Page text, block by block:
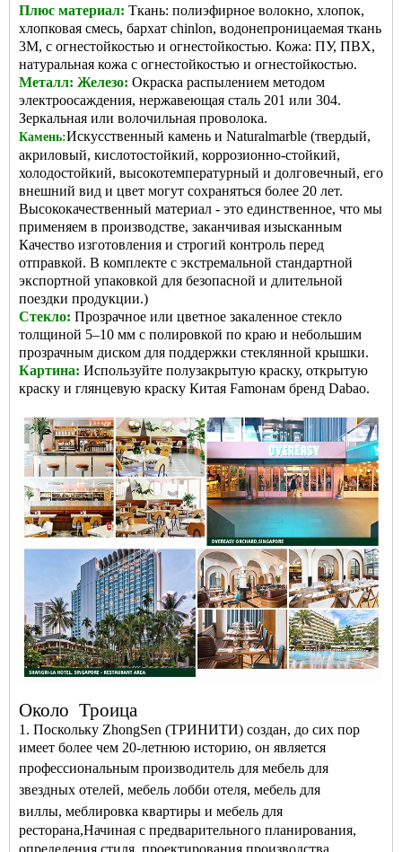
Плюс материал: Ткань: полиэфирное волокно, хлопок,
хлопковая смесь, бархат chinlon, водонепроницаемая ткань
3M, с огнестойкостью и огнестойкостью. Кожа: ПУ, ПВХ,
натуральная кожа с огнестойкостью и огнестойкостью.
Металл: Железо: Окраска распылением методом
электроосаждения, нержавеющая сталь 201 или 304.
Зеркальная или волочильная проволока.
Камень:Искусственный камень и Naturalmarble (твердый,
акриловый, кислотостойкий, коррозионно-стойкий,
холодостойкий, высокотемпературный и долговечный, его
внешний вид и цвет могут сохраняться более 20 лет.
Высококачественный материал - это единственное, что мы
применяем в производстве, заканчивая изысканным
Качество изготовления и строгий контроль перед
отправкой. В комплекте с экстремальной стандартной
экспортной упаковкой для безопасной и длительной
поездки продукции.)
Стекло: Прозрачное или цветное закаленное стекло
толщиной 5–10 мм с полировкой по краю и небольшим
прозрачным диском для поддержки стеклянной крышки.
Картина: Используйте полузакрытую краску, открытую
краску и глянцевую краску Китая Famoнам бренд Dabao.
Около Троица
1. Поскольку ZhongSen (ТРИНИТИ) создан, до сих пор
имеет более чем 20-летнюю историю, он является
профессиональным производитель для мебель для
звездных отелей, мебель лобби отеля, мебель для
виллы, меблировка квартиры и мебель для
ресторана,Начиная с предварительного планирования,